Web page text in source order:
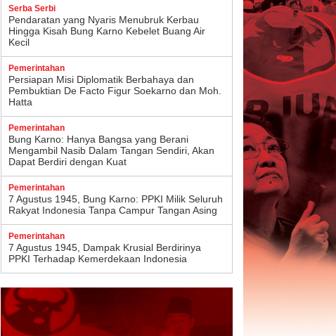
Serba Serbi
Pendaratan yang Nyaris Menubruk Kerbau
Hingga Kisah Bung Karno Kebelet Buang Air
Kecil
Pemerintahan
Persiapan Misi Diplomatik Berbahaya dan
Pembuktian De Facto Figur Soekarno dan Moh.
Hatta
Pemerintahan
Bung Karno: Hanya Bangsa yang Berani
Mengambil Nasib Dalam Tangan Sendiri, Akan
Dapat Berdiri dengan Kuat
Pemerintahan
7 Agustus 1945, Bung Karno: PPKI Milik Seluruh
Rakyat Indonesia Tanpa Campur Tangan Asing
Pemerintahan
7 Agustus 1945, Dampak Krusial Berdirinya
PPKI Terhadap Kemerdekaan Indonesia